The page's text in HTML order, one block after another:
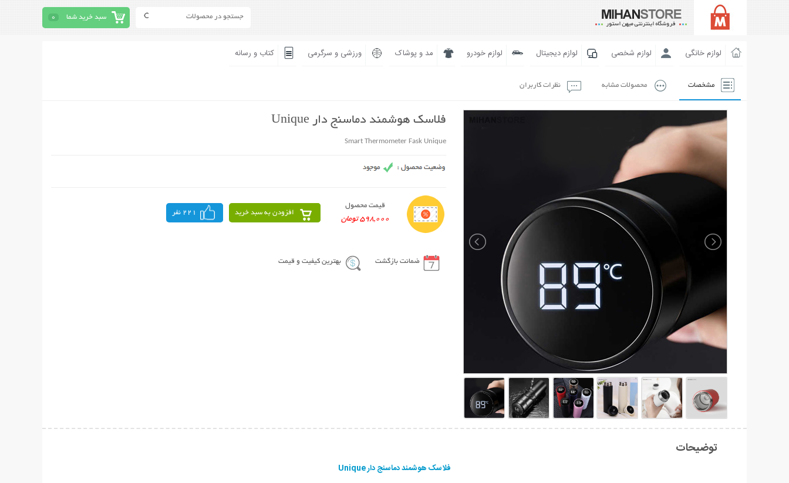
سبد خرید شما 0
لوازم خانگی لوازم شخصی لوازم دیجیتال لوازم خودرو مد و پوشاک ورزشی و سرگرمی کتاب و رسانه
مشخصات محصولات مشابه نظرات کاربران
فلاسک هوشمند دماسنج دار Unique
Smart Thermometer Fask Unique
قیمت محصول
598,000 تومان
افزودن به سبد خرید 221 نفر
ضمانت بازگشت بهترین کیفیت و قیمت
توضیحات
فلاسک هوشمند دماسنج دار Unique